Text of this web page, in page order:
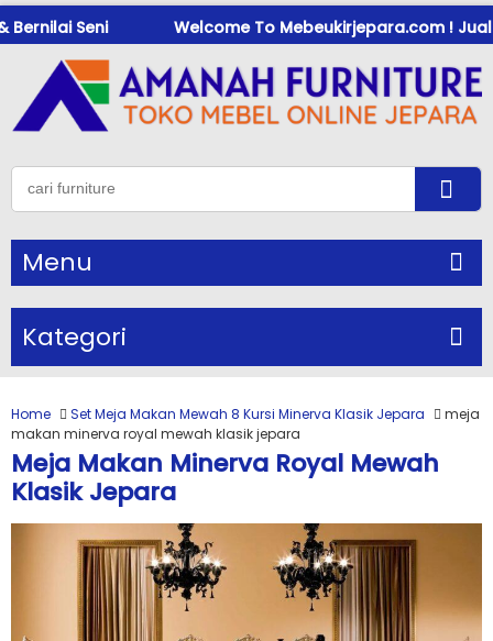
Seni Welcome To Mebeukirjepara.com ! Jual
Menu
Kategori
Home Set Meja Makan Mewah 8 Kursi Minerva Klasik Jepara
meja
makan minerva royal mewah klasik jepara
Meja Makan Minerva Royal Mewah
Klasik Jepara